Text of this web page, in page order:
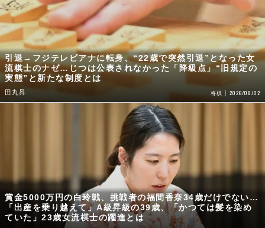
引退→フジテレビアナに転身、“22歳で突然引退”となった女
流棋士のナゼ…じつは公表されなかった「降級点」“旧規定の
実態”と新たな制度とは
田丸昇 将棋 2026/08/02
賞金5000万円の白玲戦、挑戦者の福間香奈34歳だけでない…
「出産を乗り越えて」A級昇級の39歳、「かつては髪を染め
ていた」23歳女流棋士の躍進とは